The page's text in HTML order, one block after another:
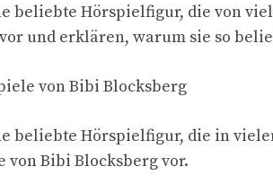
beliebte Hörspielfigur, die von
und erklären, warum sie so
von Bibi Blocksberg
beliebte Hörspielfigur, die in
Bibi Blocksberg vor.